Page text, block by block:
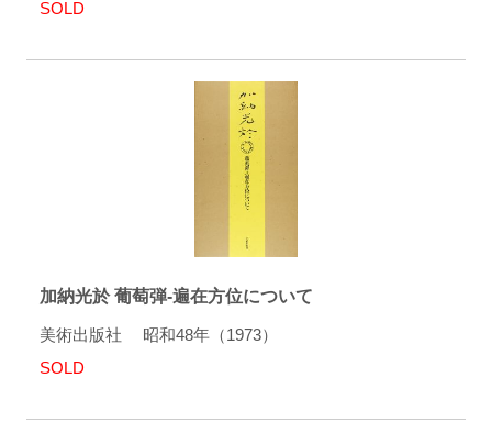
SOLD
加納光於 葡萄弾-遍在方位について
美術出版社 昭和48年（1973）
SOLD